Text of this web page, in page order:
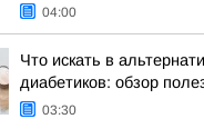
04:00
Что искать в
диабетиков: обзор
03:30